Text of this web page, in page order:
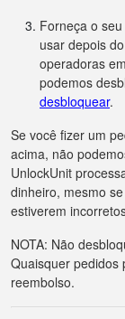
Forneça o
usar depois
operadoras
podemos
desbloquear.
Se você fizer um
acima, não
UnlockUnit
dinheiro, mesmo
estiverem
NOTA: Não
Quaisquer pedidos
reembolso.